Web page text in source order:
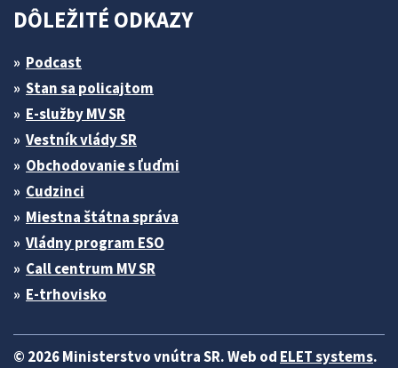
DÔLEŽITÉ ODKAZY
Podcast
Stan sa policajtom
E-služby MV SR
Vestník vlády SR
Obchodovanie s ľuďmi
Cudzinci
Miestna štátna správa
Vládny program ESO
Call centrum MV SR
E-trhovisko
© 2026 Ministerstvo vnútra SR. Web od ELET systems.